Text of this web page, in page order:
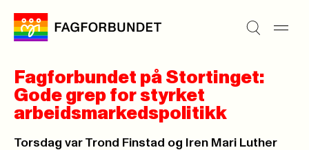
Fagforbundet på Stortinget:
Gode grep for styrket
arbeidsmarkedspolitikk
Torsdag var Trond Finstad og Iren Mari Luther